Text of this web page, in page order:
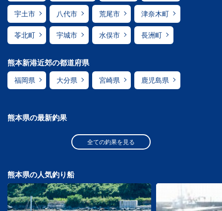
宇土市 八代市 荒尾市 津奈木町
苓北町 宇城市 水俣市 長洲町
熊本新港近郊の都道府県
福岡県 大分県 宮崎県 鹿児島県
熊本県の最新釣果
全ての釣果を見る
熊本県の人気釣り船